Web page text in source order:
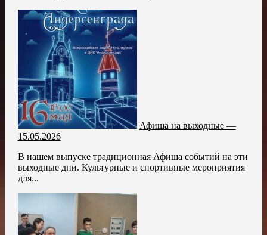
Афиша на выходные —
15.05.2026
В нашем выпуске традиционная Афиша событий на эти
выходные дни. Культурные и спортивные мероприятия
для...